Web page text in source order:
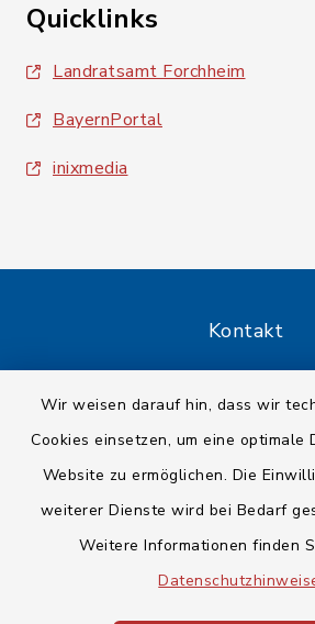
Wir weisen darauf hin, dass wir
Cookies einsetzen, um eine optimale
Website zu ermöglichen. Die
weiterer Dienste wird bei Bedarf
Weitere Informationen finden
Quicklinks
Landratsamt Forchheim
BayernPortal
inixmedia
Kontakt
Datenschutz
Impressum
Sitemap
Cookie-